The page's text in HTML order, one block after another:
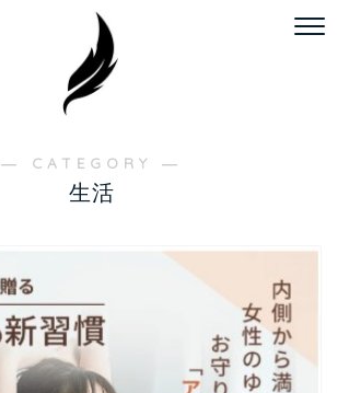
― CATEGORY ―
生活